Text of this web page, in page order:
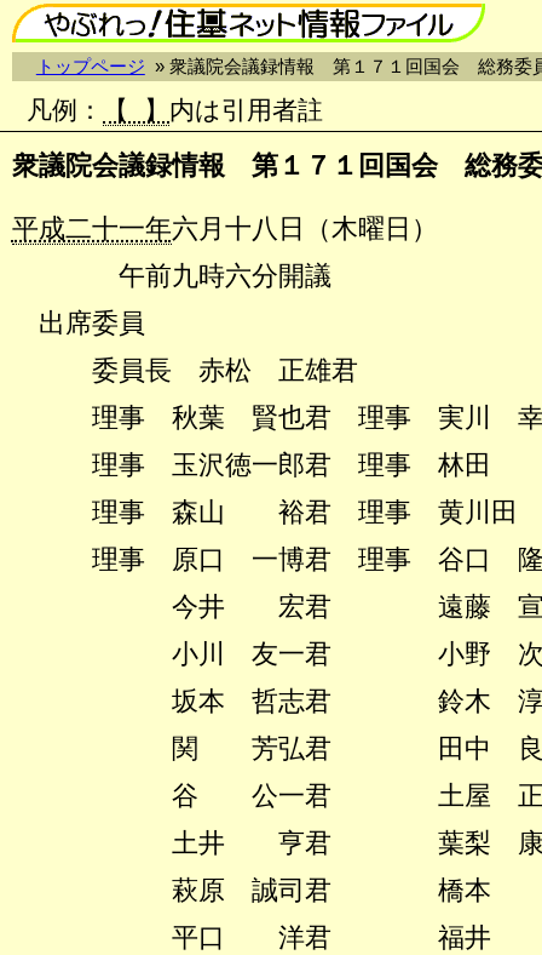
トップページ » 衆議院会議録情報 第１７１回国会 総務委
凡例 ： 【 】 内は引用者註
衆議院会議録情報 第１７１回国会 総務
平成二十一年六月十八日（木曜日）
午前九時六分開議
出席委員
委員長 赤松 正雄君
理事 秋葉 賢也君 理事 実川 幸
理事 玉沢徳一郎君 理事 林田
理事 森山 裕君 理事 黄川田
理事 原口 一博君 理事 谷口 隆
今井 宏君 遠藤 宣
小川 友一君 小野 次
坂本 哲志君 鈴木 淳
関 芳弘君 田中 良
谷 公一君 土屋 正
土井 亨君 葉梨 康
萩原 誠司君 橋本
平口 洋君 福井 照